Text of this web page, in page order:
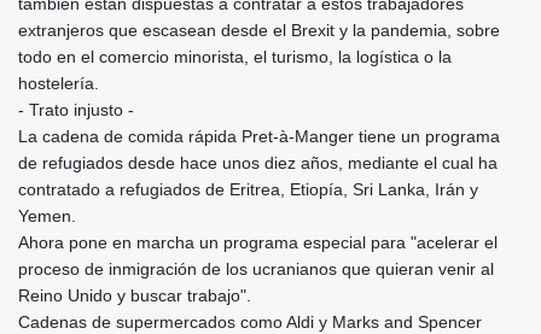
extranjeros que escasean desde el Brexit y la pandemia, sobre
todo en el comercio minorista, el turismo, la logística o la
hostelería.
- Trato injusto -
La cadena de comida rápida Pret-à-Manger tiene un programa
de refugiados desde hace unos diez años, mediante el cual ha
contratado a refugiados de Eritrea, Etiopía, Sri Lanka, Irán y
Yemen.
Ahora pone en marcha un programa especial para "acelerar el
proceso de inmigración de los ucranianos que quieran venir al
Reino Unido y buscar trabajo".
Cadenas de supermercados como Aldi y Marks and Spencer